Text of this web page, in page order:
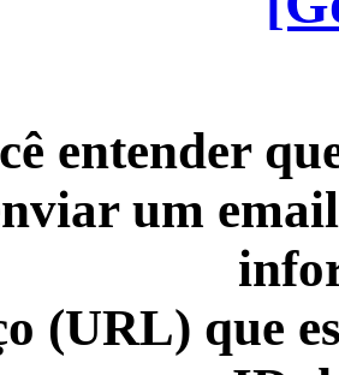
entender
um
(URL) que